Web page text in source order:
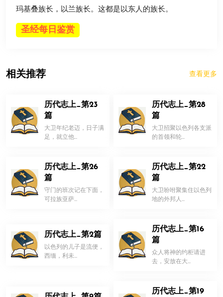
玛基叠族长，以兰族长。这都是以东人的族长。
圣经每日鉴赏
相关推荐 查看更多
历代志上_第23
篇
大卫年纪老迈，日子满
足，就立他...
历代志上_第28
篇
大卫招聚以色列各支派
的首领和轮...
历代志上_第26
篇
守门的班次记在下面，
可拉族亚萨...
历代志上_第22
篇
大卫吩咐聚集住以色列
地的外邦人...
历代志上_第2篇
以色列的儿子是流便，
西缅，利未...
历代志上_第16
篇
众人将神的约柜请进
去，安放在大...
历代志上_第19